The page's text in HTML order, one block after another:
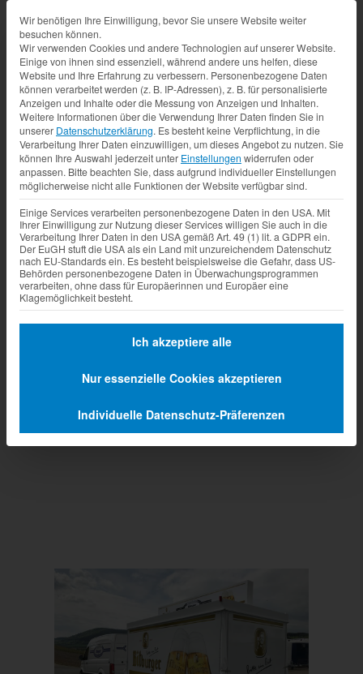
Datenschutz-Präferenz
Wir benötigen Ihre Einwilligung, bevor Sie unsere Website weiter
besuchen können.
Wir verwenden Cookies und andere Technologien auf unserer Website.
Einige von ihnen sind essenziell, während andere uns helfen, diese
Website und Ihre Erfahrung zu verbessern. Personenbezogene Daten
können verarbeitet werden (z. B. IP-Adressen), z. B. für personalisierte
Anzeigen und Inhalte oder die Messung von Anzeigen und Inhalten.
Weitere Informationen über die Verwendung Ihrer Daten finden Sie in
unserer Datenschutzerklärung. Es besteht keine Verpflichtung, in die
Verarbeitung Ihrer Daten einzuwilligen, um dieses Angebot zu nutzen. Sie
können Ihre Auswahl jederzeit unter Einstellungen widerrufen oder
anpassen. Bitte beachten Sie, dass aufgrund individueller Einstellungen
möglicherweise nicht alle Funktionen der Website verfügbar sind.
Einige Services verarbeiten personenbezogene Daten in den USA. Mit
Ihrer Einwilligung zur Nutzung dieser Services willigen Sie auch in die
Verarbeitung Ihrer Daten in den USA gemäß Art. 49 (1) lit. a GDPR ein.
Der EuGH stuft die USA als ein Land mit unzureichendem Datenschutz
nach EU-Standards ein. Es besteht beispielsweise die Gefahr, dass US-
Behörden personenbezogene Daten in Überwachungsprogrammen
verarbeiten, ohne dass für Europäerinnen und Europäer eine
Klagemöglichkeit besteht.
Ich akzeptiere alle
Nur essenzielle Cookies akzeptieren
Individuelle Datenschutz-Präferenzen